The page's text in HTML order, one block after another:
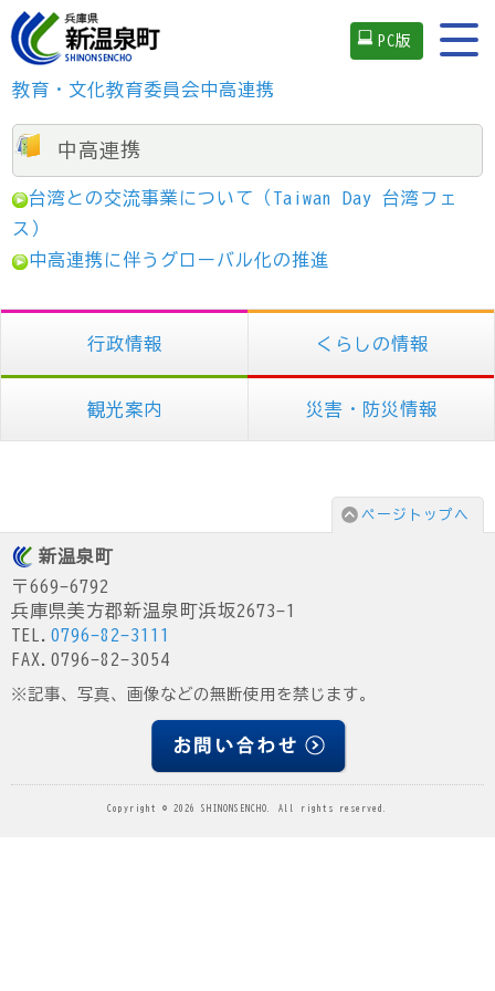
PC版
教育・文化教育委員会中高連携
中高連携
台湾との交流事業について（Taiwan Day 台湾フェ
ス）
中高連携に伴うグローバル化の推進
行政情報 くらしの情報
観光案内 災害・防災情報
ページトップへ
新温泉町
〒669-6792
兵庫県美方郡新温泉町浜坂2673-1
TEL. 0796-82-3111
FAX.0796-82-3054
※記事、写真、画像などの無断使用を禁じます。
Copyright © 2026 SHINONSENCHO. All rights reserved.